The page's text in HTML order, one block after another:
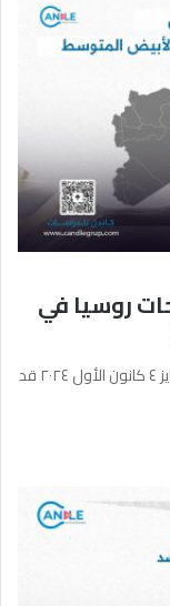
روسيا في
ليام كار كريتيكال ثريتس CTP | معهد أميريكان إنتربرايز ٤ كانون الأول ٢٠٢٤ قد